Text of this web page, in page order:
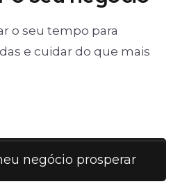
o seu tempo para
e cuidar do que mais
negócio prosperar